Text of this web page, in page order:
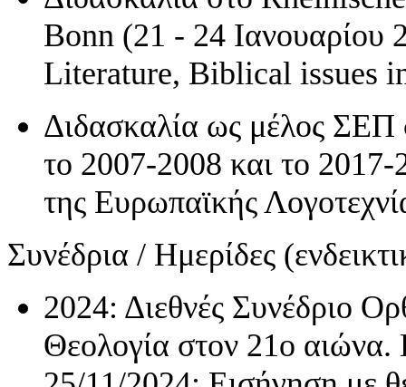
Bonn (21 - 24
Literature, Biblical issues
Διδασκαλία ως μέλος ΣΕΠ
το 2007-2008 και το 2017-
της Ευρωπαϊκής
Συνέδρια / Ημερίδες
2024: Διεθνές Συνέδριο
Θεολογία στον 21ο αιώνα.